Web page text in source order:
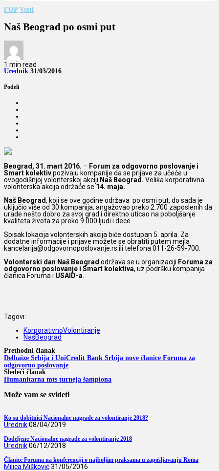
FOP Vesti
Naš Beograd po osmi put
1 min read
Urednik 31/03/2016
Podeli
Beograd, 31. mart 2016. – Forum za odgovorno poslovanje i
Smart kolektivpozivaju kompanije da se prijave za učeće u
ovogodišnjoj volonterskoj akciji Naš Beograd. Velika korporativna
volonterska akcija održaće se 14. maja.
Naš Beograd, koji se ove godine održava po osmi put, do sada je
uključio više od 30 kompanija, angažovao preko 2.700 zaposlenih da
urade nešto dobro za svoj grad i direktno uticao na poboljšanje
kvaliteta života za preko 9.000 ljudi i dece.
Spisak lokacija volonterskih akcija biće dostupan 5. aprila. Za
dodatne informacije i prijave možete se obratiti putem mejla
kancelarija@odgovornoposlovanje.rs ili telefona 011-26-59-700.
Volonterski dan Naš Beograd održava se u organizaciji Foruma za
odgovorno poslovanje i Smart kolektiva, uz podršku kompanija
članica Foruma i USAID-a
Tagovi:
KorporativnoVolontiranje
NašBeograd
Prethodni članak
Delhaize Srbija i UniCredit Bank Srbija nove članice Foruma za
odgovorno poslovanje
Sledeći članak
Humanitarna mts turneja šampiona
Može vam se svideti
Ko su dobitnici Nacionalne nagrade za volontiranje 2018?
Urednik08/04/2019
Dodeljene Nacionalne nagrade za volontiranje 2018
Urednik06/12/2018
Članice Foruma na konferenciji o najboljim praksama u zapošljavanju Roma
Milica Mišković31/05/2016